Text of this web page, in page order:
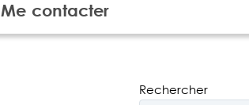
Me contacter
Rechercher